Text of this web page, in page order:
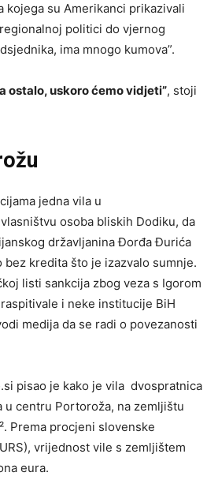
kojega su Amerikanci prikazivali
politici do vjernog
ima mnogo kumova”.
ostalo, uskoro ćemo vidjeti”, stoji
jedna vila u
osoba bliskih Dodiku, da
državljanina Đorđa Đurića
bez kredita što je izazvalo sumnje.
listi sankcija zbog veza s Igorom
i neke institucije BiH
medija da se radi o povezanosti
pisao je kako je vila dvospratnica
u centru Portoroža, na zemljištu
Prema procjeni slovenske
vrijednost vile s zemljištem
eura.